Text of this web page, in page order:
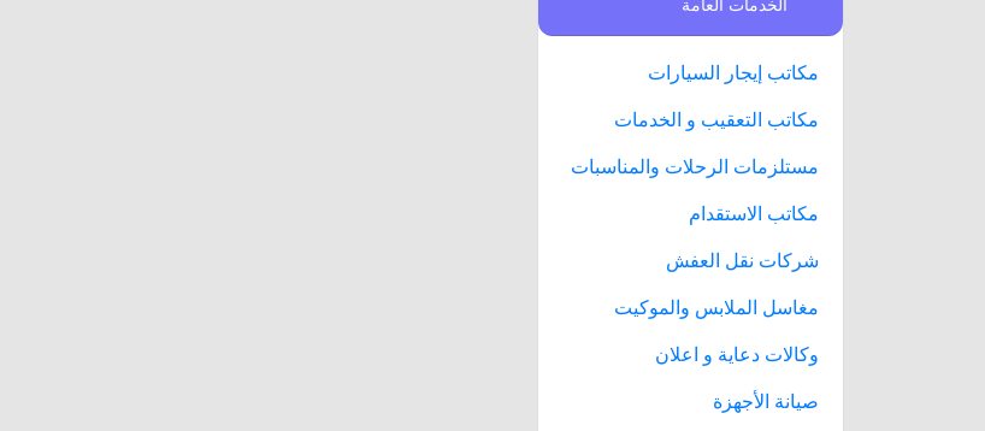
الخدمات العامة
مكاتب إيجار السيارات
مكاتب التعقيب و الخدمات
مستلزمات الرحلات والمناسبات
مكاتب الاستقدام
شركات نقل العفش
مغاسل الملابس والموكيت
وكالات دعاية و اعلان
صيانة الأجهزة